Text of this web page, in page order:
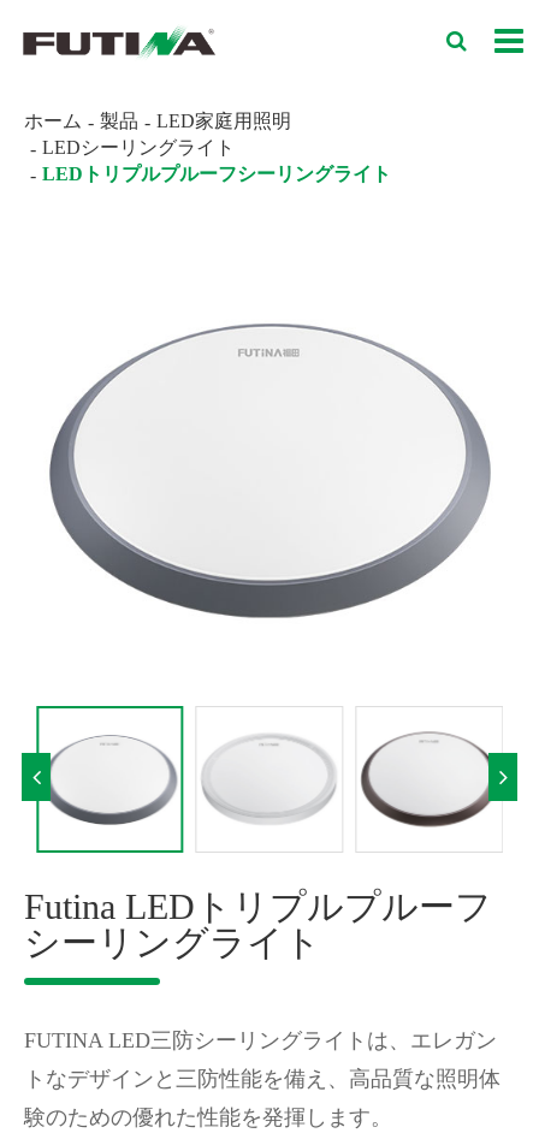
ホーム 製品
LED家庭用照明
LEDシーリングライト
LEDトリプルプルーフシーリングライト
Futina LEDトリプルプルーフ
シーリングライト
FUTINA LED三防シーリングライトは、エレガン
トなデザインと三防性能を備え、高品質な照明体
験のための優れた性能を発揮します。